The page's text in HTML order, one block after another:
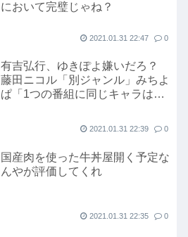
において完璧じゃね？
2021.01.31 22:47 0
有吉弘行、ゆきぽよ嫌いだろ？
藤田ニコル「別ジャンル」みちよ
ぱ「1つの番組に同じキャラはい
2021.01.31 22:39 0
国産肉を使った牛丼屋開く予定な
んやが評価してくれ
2021.01.31 22:35 0